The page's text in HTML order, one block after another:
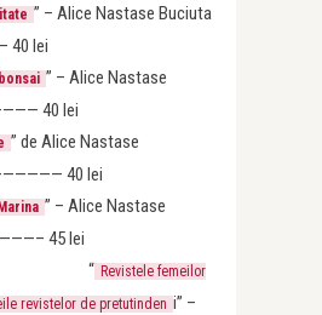
” – Alice Nastase Buciuta
lei
” – Alice Nastase
40 lei
” de Alice Nastase
40 lei
” – Alice Nastase
45lei
Revistele femeilor
revistelor de pretutinden i” –